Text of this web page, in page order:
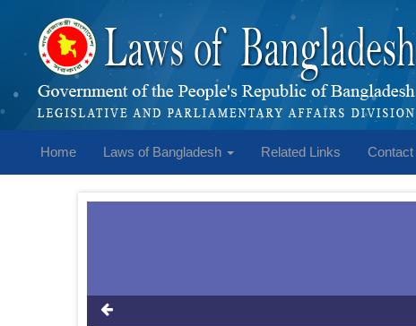
Home Laws of Bangladesh Related Links